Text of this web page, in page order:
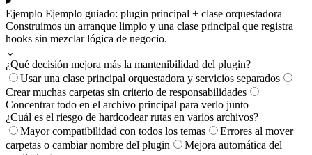
Ejemplo Ejemplo guiado: plugin principal + clase orquestadora
Construimos un arranque limpio y una clase principal que registra
hooks sin mezclar lógica de negocio.
⌄
¿Qué decisión mejora más la mantenibilidad del plugin?
Usar una clase principal orquestadora y servicios separados
Crear muchas carpetas sin criterio de responsabilidades
Concentrar todo en el archivo principal para verlo junto
¿Cuál es el riesgo de hardcodear rutas en varios archivos?
Mayor compatibilidad con todos los temas
Errores al mover
carpetas o cambiar nombre del plugin
Mejora automática del